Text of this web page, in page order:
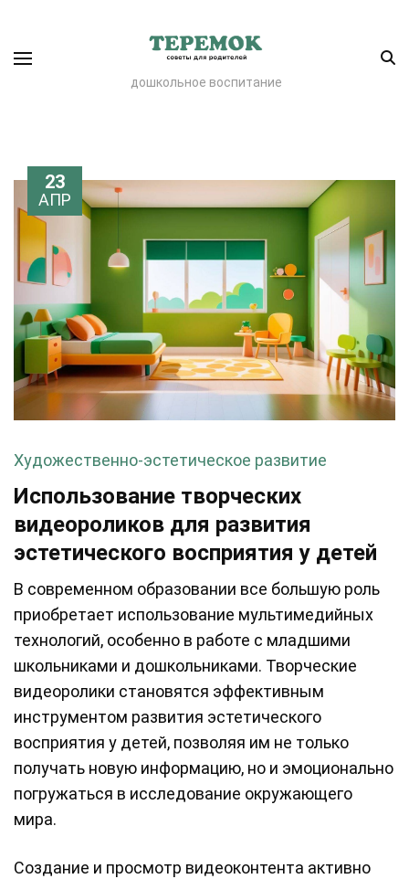
дошкольное воспитание
23
АПР
Художественно-эстетическое развитие
Использование творческих
видеороликов для развития
эстетического восприятия у детей
В современном образовании все большую роль
приобретает использование мультимедийных
технологий, особенно в работе с младшими
школьниками и дошкольниками. Творческие
видеоролики становятся эффективным
инструментом развития эстетического
восприятия у детей, позволяя им не только
получать новую информацию, но и эмоционально
погружаться в исследование окружающего
мира.
Создание и просмотр видеоконтента активно